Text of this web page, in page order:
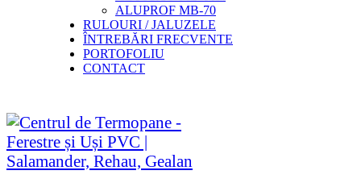
ALUPROF MB-70
RULOURI / JALUZELE
ÎNTREBĂRI FRECVENTE
PORTOFOLIU
CONTACT